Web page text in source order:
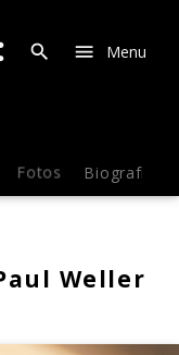
Menu
Fotos Biografie
Weller